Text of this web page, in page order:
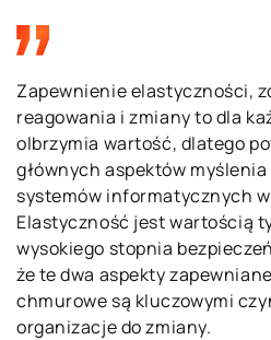
Zapewnienie elastyczności,
reagowania i zmiany to dla
olbrzymia wartość, dlatego
głównych aspektów
systemów informatycznych
Elastyczność jest wartością
wysokiego stopnia
że te dwa aspekty
chmurowe są kluczowymi
organizacje do zmiany.